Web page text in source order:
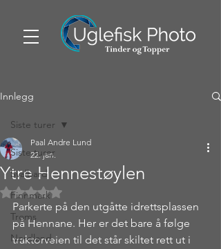
Innlegg
Siste turer
Svalbard
Finnmark
Troms
Nordland
Siste turer
Ytre Hennestøylen
Paal Andre Lund
22. jan.
Gitt NaN av 5 stjerner.
Parkerte på den utgåtte idrettsplassen
på Hennane. Her er det bare å følge
traktorveien til det står skiltet rett ut i